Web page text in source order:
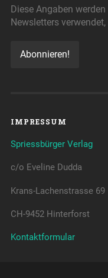
Diese Angaben
Newsletters
IMPRESSUM
Spriessbürger Verlag
c/o Eveline Dudda
Krans-Lachenstrasse 69
CH-9452 Hinterforst
Kontaktformular